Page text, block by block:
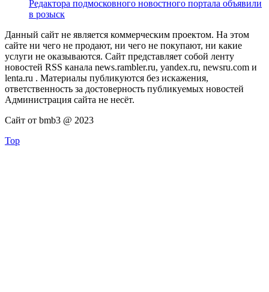
Редактора подмосковного новостного портала объявили
в розыск
Данный сайт не является коммерческим проектом. На этом
сайте ни чего не продают, ни чего не покупают, ни какие
услуги не оказываются. Сайт представляет собой ленту
новостей RSS канала news.rambler.ru, yandex.ru, newsru.com и
lenta.ru . Материалы публикуются без искажения,
ответственность за достоверность публикуемых новостей
Администрация сайта не несёт.
Сайт от bmb3 @ 2023
Top